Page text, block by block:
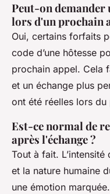
Peut-on demander
lors d'un prochain
Oui, certains forfaits
code d’une hôtesse
prochain appel. Cela
et un échange plus
ont été réelles lors
Est-ce normal de
après l'échange ?
Tout à fait.
et la nature humaine
une émotion